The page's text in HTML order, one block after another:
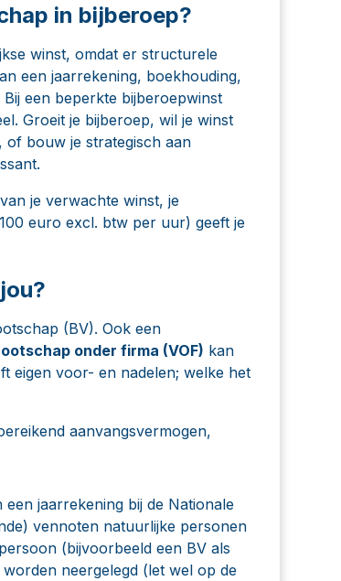
in bijberoep?
winst, omdat er structurele
een jaarrekening, boekhouding,
een beperkte bijberoepwinst
Groeit je bijberoep, wil je winst
of bouw je strategisch aan
je verwachte winst, je
euro excl. btw per uur) geeft je
(BV). Ook een
onder firma (VOF) kan
eigen voor- en nadelen; welke het
aanvangsvermogen,
een jaarrekening bij de Nationale
vennoten natuurlijke personen
(bijvoorbeeld een BV als
neergelegd (let wel op de